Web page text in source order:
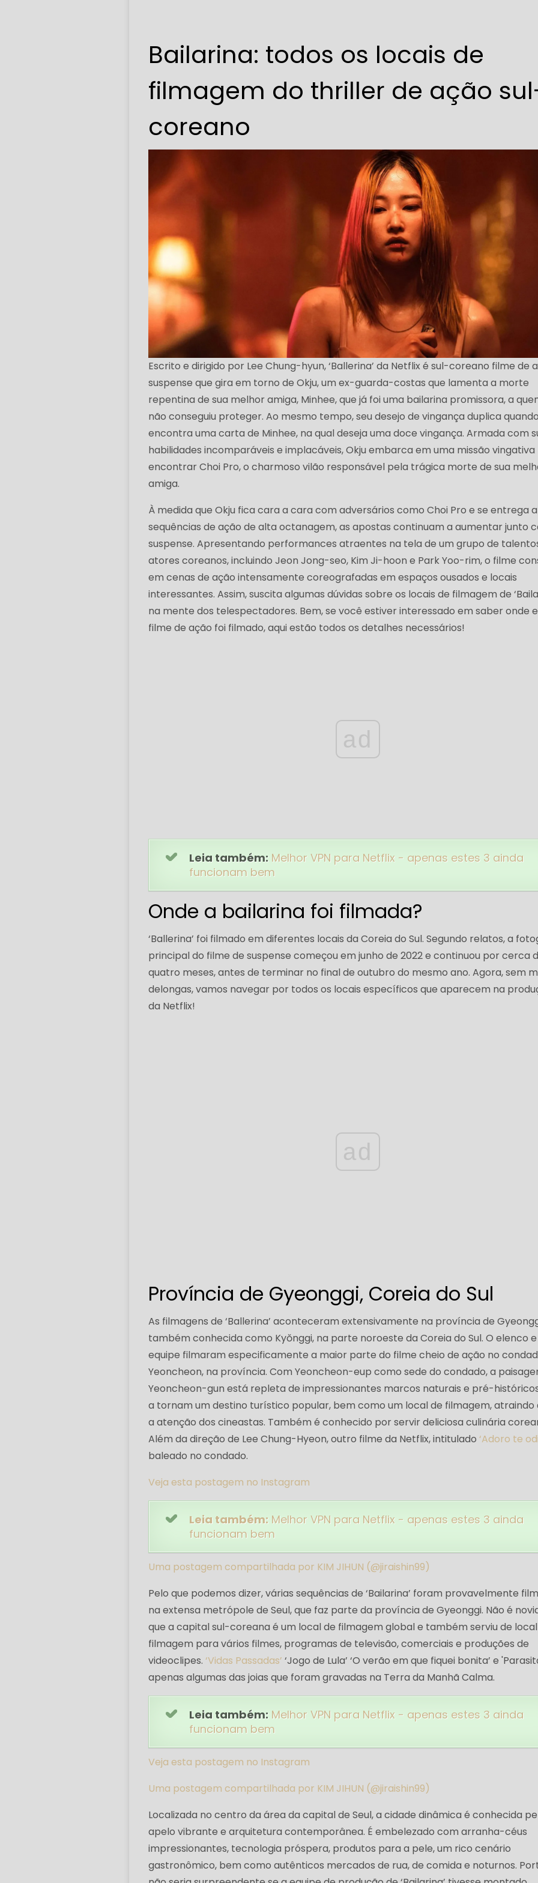
Bailarina: todos os locais de
filmagem do thriller de ação
coreano
Escrito e dirigido por Lee Chung-hyun, ‘Ballerina’ da Netflix é sul-coreano filme de
suspense que gira em torno de Okju, um ex-guarda-costas que lamenta a morte
repentina de sua melhor amiga, Minhee, que já foi uma bailarina promissora, a
não conseguiu proteger. Ao mesmo tempo, seu desejo de vingança duplica
encontra uma carta de Minhee, na qual deseja uma doce vingança. Armada com
habilidades incomparáveis ​​e implacáveis, Okju embarca em uma missão
encontrar Choi Pro, o charmoso vilão responsável pela trágica morte de sua
amiga.
À medida que Okju fica cara a cara com adversários como Choi Pro e se entrega a
sequências de ação de alta octanagem, as apostas continuam a aumentar junto
suspense. Apresentando performances atraentes na tela de um grupo de
atores coreanos, incluindo Jeon Jong-seo, Kim Ji-hoon e Park Yoo-rim, o filme
em cenas de ação intensamente coreografadas em espaços ousados ​​e locais
interessantes. Assim, suscita algumas dúvidas sobre os locais de filmagem de
na mente dos telespectadores. Bem, se você estiver interessado em saber onde
filme de ação foi filmado, aqui estão todos os detalhes necessários!
ad
Leia também: Melhor VPN para Netflix - apenas estes 3 ainda
funcionam bem
Onde a bailarina foi filmada?
‘Ballerina’ foi filmado em diferentes locais da Coreia do Sul. Segundo relatos, a
principal do filme de suspense começou em junho de 2022 e continuou por cerca
quatro meses, antes de terminar no final de outubro do mesmo ano. Agora, sem
delongas, vamos navegar por todos os locais específicos que aparecem na
da Netflix!
ad
Província de Gyeonggi, Coreia do Sul
As filmagens de ‘Ballerina’ aconteceram extensivamente na província de
também conhecida como Kyŏnggi, na parte noroeste da Coreia do Sul. O elenco
equipe filmaram especificamente a maior parte do filme cheio de ação no
Yeoncheon, na província. Com Yeoncheon-eup como sede do condado, a
Yeoncheon-gun está repleta de impressionantes marcos naturais e pré-
a tornam um destino turístico popular, bem como um local de filmagem, atraindo
a atenção dos cineastas. Também é conhecido por servir deliciosa culinária
Além da direção de Lee Chung-Hyeon, outro filme da Netflix, intitulado ‘Adoro te
baleado no condado.
Veja esta postagem no Instagram
Leia também: Melhor VPN para Netflix - apenas estes 3 ainda
funcionam bem
Uma postagem compartilhada por KIM JIHUN (@jiraishin99)
Pelo que podemos dizer, várias sequências de ‘Bailarina’ foram provavelmente
na extensa metrópole de Seul, que faz parte da província de Gyeonggi. Não é
que a capital sul-coreana é um local de filmagem global e também serviu de
filmagem para vários filmes, programas de televisão, comerciais e produções de
videoclipes. ‘Vidas Passadas’ ‘Jogo de Lula’ ‘O verão em que fiquei bonita’ e
apenas algumas das joias que foram gravadas na Terra da Manhã Calma.
Leia também: Melhor VPN para Netflix - apenas estes 3 ainda
funcionam bem
Veja esta postagem no Instagram
Uma postagem compartilhada por KIM JIHUN (@jiraishin99)
Localizada no centro da área da capital de Seul, a cidade dinâmica é conhecida
apelo vibrante e arquitetura contemporânea. É embelezado com arranha-céus
impressionantes, tecnologia próspera, produtos para a pele, um rico cenário
gastronômico, bem como autênticos mercados de rua, de comida e noturnos.